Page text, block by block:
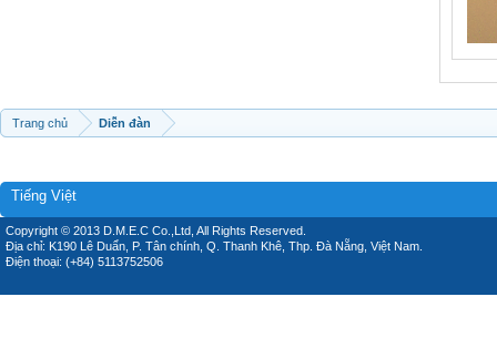
Trang chủ Diễn đàn
Tiếng Việt
Copyright © 2013 D.M.E.C Co.,Ltd, All Rights Reserved.
Địa chỉ: K190 Lê Duẩn, P. Tân chính, Q. Thanh Khê, Thp. Đà Nẵng, Việt Nam.
Điện thoại: (+84) 5113752506